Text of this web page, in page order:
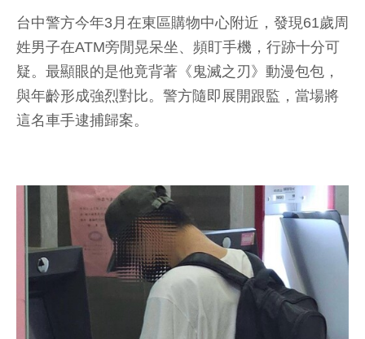
台中警方今年3月在東區購物中心附近，發現61歲周
姓男子在ATM旁閒晃呆坐、頻盯手機，行跡十分可
疑。最顯眼的是他竟背著《鬼滅之刃》動漫包包，
與年齡形成強烈對比。警方隨即展開跟監，當場將
這名車手逮捕歸案。